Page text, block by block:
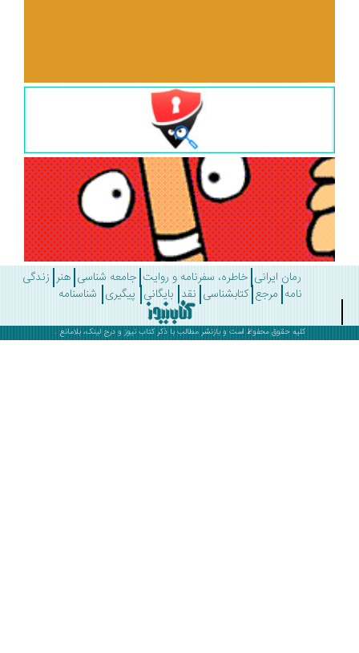
رمان ایرانی خاطره، سفرنامه و روایت جامعه شناسی هنر زندگی
مرجع کتابشناسی نقد بایگانی پیگیری شناسنامه
کلیه حقوق محفوظ است و بازنشر مطالب با ذکرکتاب نیوزو درج لینک، بلامانع .